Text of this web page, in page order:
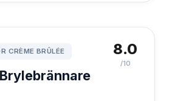
CRÈME BRÛLÉE 8.0
/10